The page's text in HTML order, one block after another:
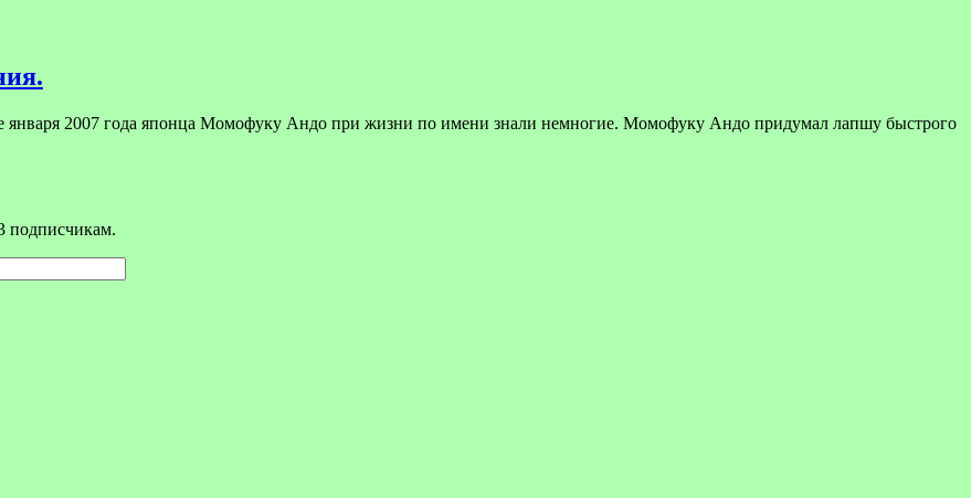
января 2007 года японца Момофуку Андо при жизни по имени знали немногие. Момофуку Андо придумал лапшу быстрого
подписчикам.